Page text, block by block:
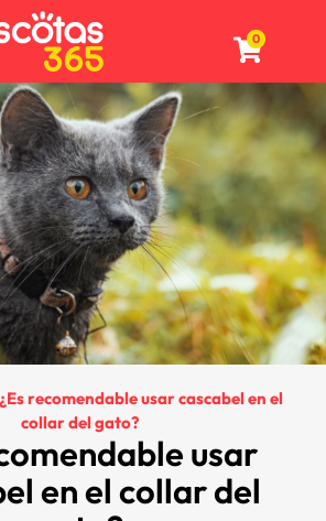
0
¿Es recomendable usar cascabel en el
collar del gato?
usar
en el collar del